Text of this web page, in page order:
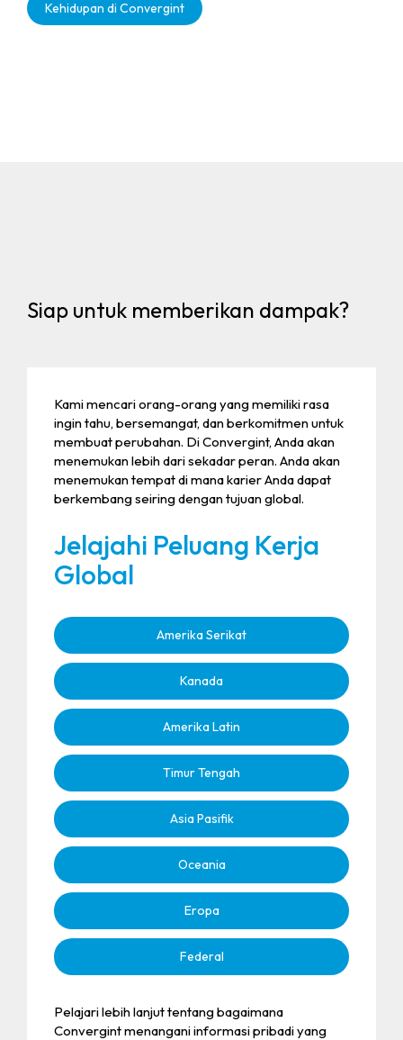
Kehidupan di Convergint
Siap untuk memberikan dampak?
Kami mencari orang-orang yang memiliki rasa
ingin tahu, bersemangat, dan berkomitmen untuk
membuat perubahan. Di Convergint, Anda akan
menemukan lebih dari sekadar peran. Anda akan
menemukan tempat di mana karier Anda dapat
berkembang seiring dengan tujuan global.
Jelajahi Peluang Kerja
Global
Amerika Serikat
Kanada
Amerika Latin
Timur Tengah
Asia Pasifik
Oceania
Eropa
Federal
Pelajari lebih lanjut tentang bagaimana
Convergint menangani informasi pribadi yang